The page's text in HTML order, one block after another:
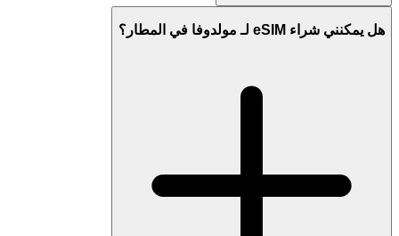
هل يمكنني شراء eSIM لـ مولدوفا في المطار؟